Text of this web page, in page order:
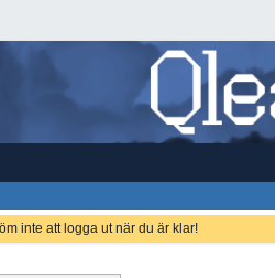
inte att logga ut när du är klar!